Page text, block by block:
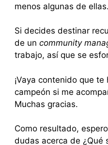
menos algunas de ellas.
Si decides destinar
de un community
trabajo, así que se
¡Vaya contenido que
campeón si me
Muchas gracias.
Como resultado,
dudas acerca de ¿Qué